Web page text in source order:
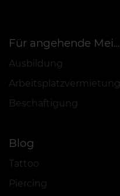
Für angehende Meister
Ausbildung
Arbeitsplatzvermietung
Beschäftigung
Blog
Tattoo
Piercing